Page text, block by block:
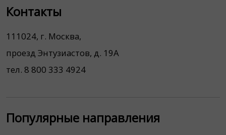
Контакты
111024, г. Москва,
проезд Энтузиастов, д. 19А
тел. 8 800 333 4924
Популярные направления